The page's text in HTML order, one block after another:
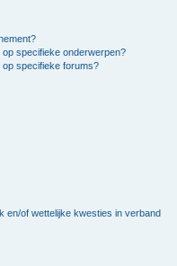
specifieke onderwerpen?
op specifieke forums?
en/of wettelijke kwesties in verband